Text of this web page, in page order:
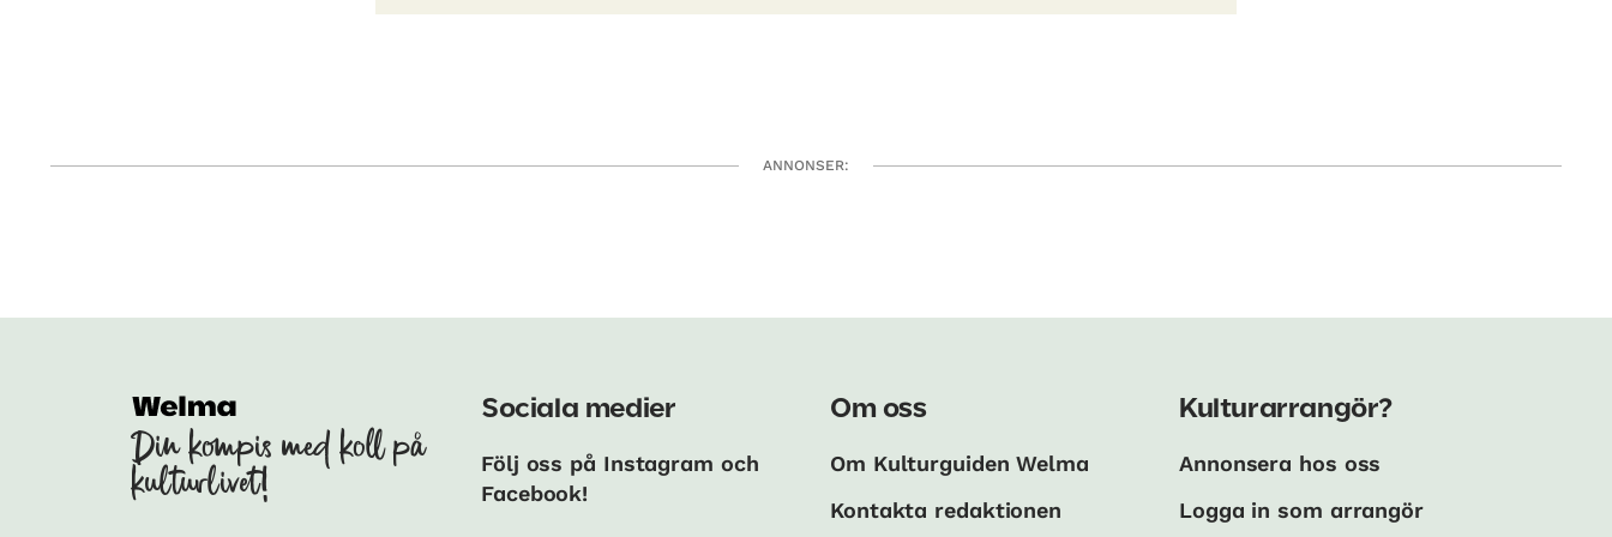
ANNONSER:
Din kompis med koll på
kulturlivet!
Sociala medier
Följ oss på Instagram och
Facebook!
Om oss
Om Kulturguiden Welma
Kontakta redaktionen
Kulturarrangör?
Annonsera hos oss
Logga in som arrangör